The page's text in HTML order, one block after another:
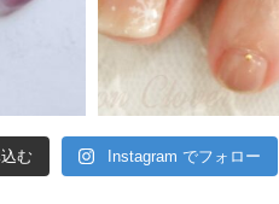
む Instagram でフォロー